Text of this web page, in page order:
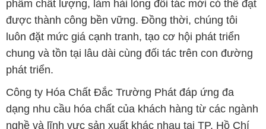
phẩm chất lượng, làm hài lòng đối tác mới có thể đạt
được thành công bền vững. Đồng thời, chúng tôi
luôn đặt mức giá cạnh tranh, tạo cơ hội phát triển
chung và tồn tại lâu dài cùng đối tác trên con đường
phát triển.
Công ty Hóa Chất Đắc Trường Phát đáp ứng đa
dạng nhu cầu hóa chất của khách hàng từ các ngành
nghề và lĩnh vực sản xuất khác nhau tại TP. Hồ Chí